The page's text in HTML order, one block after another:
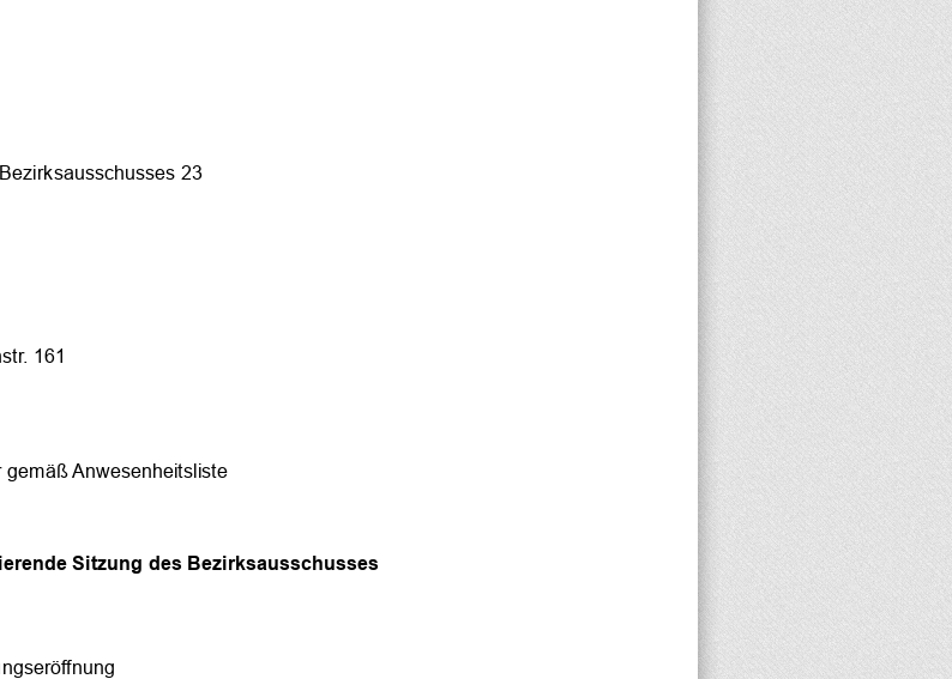
23
161
gemäß Anwesenheitsliste
Sitzung des Bezirksausschusses